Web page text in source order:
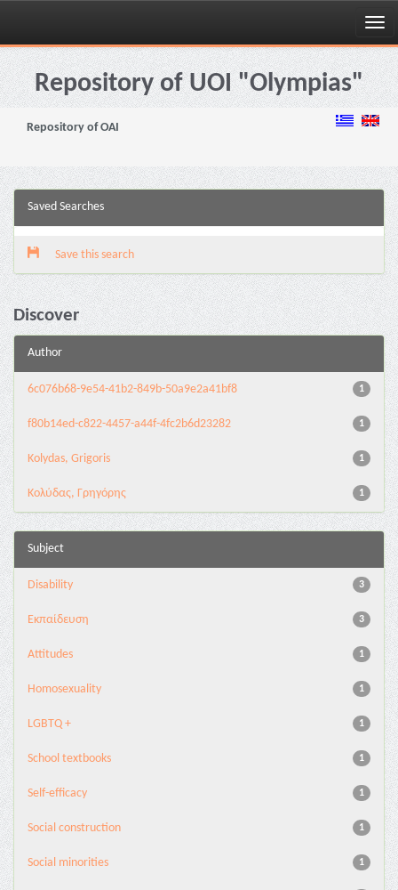
Skip
navigationRepository of UOI "Olympias"
Repository of OAI
Saved Searches
Save this search
Discover
Author
1
6c076b68-9e54-41b2-849b-50a9e2a41bf8
1
f80b14ed-c822-4457-a44f-4fc2b6d23282
1
Kolydas, Grigoris
1
Κολύδας, Γρηγόρης
Subject
3
Disability
3
Εκπαίδευση
1
Attitudes
1
Homosexuality
1
LGBTQ +
1
School textbooks
1
Self-efficacy
1
Social construction
1
Social minorities